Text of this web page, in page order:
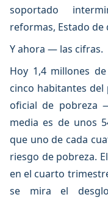
soportado
reformas, Estado
Y ahora — las cifras.
Hoy 1,4 millones
cinco habitantes
oficial de pobreza
media es de unos
que uno de cada
riesgo de pobreza.
en el cuarto
se mira el